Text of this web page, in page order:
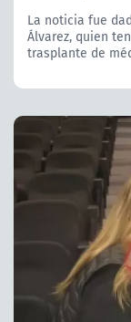
La noticia fue
Álvarez, quien
trasplante de